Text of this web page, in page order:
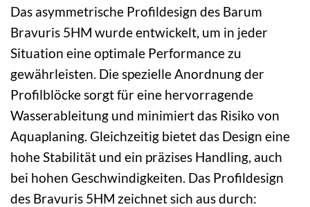
Das asymmetrische Profildesign des Barum
Bravuris 5HM wurde entwickelt, um in jeder
Situation eine optimale Performance zu
gewährleisten. Die spezielle Anordnung der
Profilblöcke sorgt für eine hervorragende
Wasserableitung und minimiert das Risiko von
Aquaplaning. Gleichzeitig bietet das Design eine
hohe Stabilität und ein präzises Handling, auch
bei hohen Geschwindigkeiten. Das Profildesign
des Bravuris 5HM zeichnet sich aus durch: